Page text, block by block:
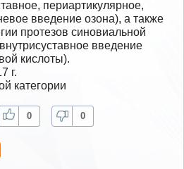
периартикулярное,
введение озона), а также
протезов синовиальной
введение
кислоты).
г.
категории
0 0